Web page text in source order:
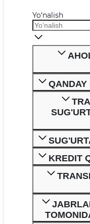
Yo‘nalish
KREDIT